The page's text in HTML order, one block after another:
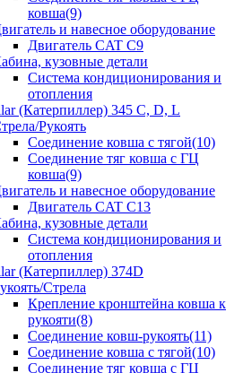
ковша(9)
и навесное оборудование
Двигатель CAT C9
кузовные детали
Система кондиционирования и
отопления
(Катерпиллер) 345 C, D, L
Рукоять
Соединение ковша с тягой(10)
Соединение тяг ковша с ГЦ
ковша(9)
и навесное оборудование
Двигатель CAT C13
кузовные детали
Система кондиционирования и
отопления
(Катерпиллер) 374D
Стрела
Крепление кронштейна ковша к
рукояти(8)
Соединение ковш-рукоять(11)
Соединение ковша с тягой(10)
Соединение тяг ковша с ГЦ